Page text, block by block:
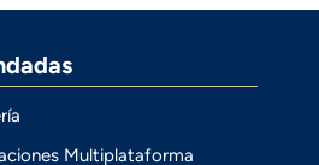
Multiplataforma